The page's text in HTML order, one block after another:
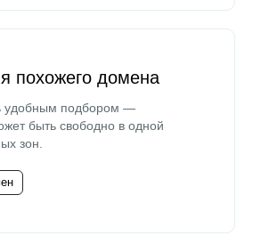
похожего домена
удобным подбором —
быть свободно в одной
зон.